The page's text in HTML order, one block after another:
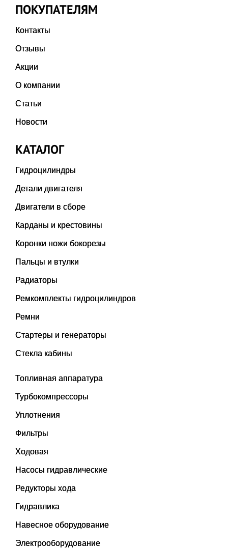
ПОКУПАТЕЛЯМ
Контакты
Отзывы
Акции
О компании
Статьи
Новости
КАТАЛОГ
Гидроцилиндры
Детали двигателя
Двигатели в сборе
Карданы и крестовины
Коронки ножи бокорезы
Пальцы и втулки
Радиаторы
Ремкомплекты гидроцилиндров
Ремни
Стартеры и генераторы
Стекла кабины
Топливная аппаратура
Турбокомпрессоры
Уплотнения
Фильтры
Ходовая
Насосы гидравлические
Редукторы хода
Гидравлика
Навесное оборудование
Электрооборудование